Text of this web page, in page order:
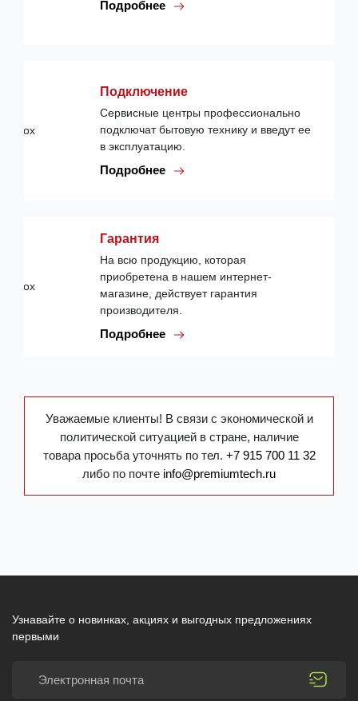
Подробнее
Подключение
Сервисные центры профессионально
подключат бытовую технику и введут ее
в эксплуатацию.
Подробнее
Гарантия
На всю продукцию, которая
приобретена в нашем интернет-
магазине, действует гарантия
производителя.
Подробнее
Уважаемые клиенты! В связи с экономической и
политической ситуацией в стране, наличие
товара просьба уточнять по тел. +7 915 700 11 32
либо по почте info@premiumtech.ru
Узнавайте о новинках, акциях и выгодных предложениях
первыми